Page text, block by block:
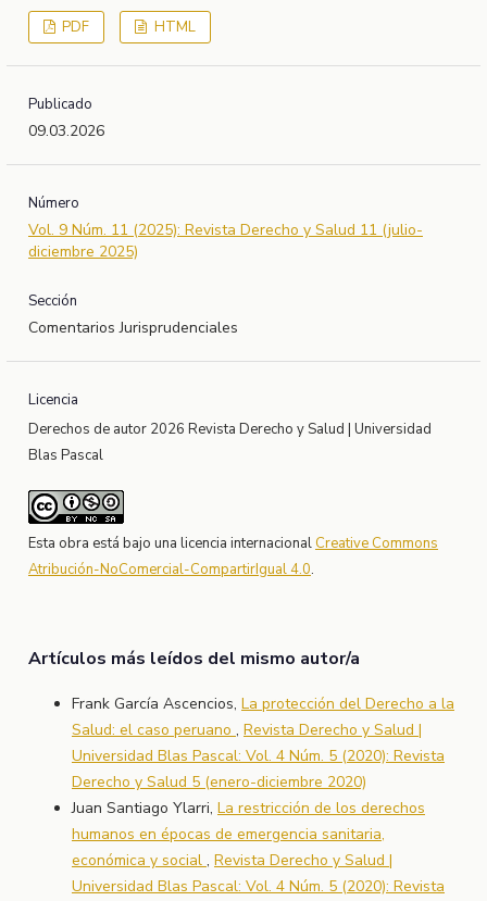
PDF HTML
Publicado
09.03.2026
Número
Vol. 9 Núm. 11 (2025): Revista Derecho y Salud 11 (julio-
diciembre 2025)
Sección
Comentarios Jurisprudenciales
Licencia
Derechos de autor 2026 Revista Derecho y Salud | Universidad
Blas Pascal
Esta obra está bajo una licencia internacional Creative Commons
Atribución-NoComercial-CompartirIgual 4.0.
Artículos más leídos del mismo autor/a
Frank García Ascencios, La protección del Derecho a la
Salud: el caso peruano , Revista Derecho y Salud |
Universidad Blas Pascal: Vol. 4 Núm. 5 (2020): Revista
Derecho y Salud 5 (enero-diciembre 2020)
Juan Santiago Ylarri, La restricción de los derechos
humanos en épocas de emergencia sanitaria,
económica y social , Revista Derecho y Salud |
Universidad Blas Pascal: Vol. 4 Núm. 5 (2020): Revista